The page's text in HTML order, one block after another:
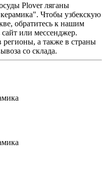
Plover ляганы
Чтобы узбекскую
обратитесь к нашим
сайт или мессенджер.
а также в страны
со склада.